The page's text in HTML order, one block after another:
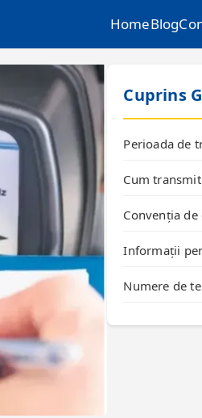
HomeBlog
Cuprins
Perioada de
Cum
Convenția de
Informații
Numere de